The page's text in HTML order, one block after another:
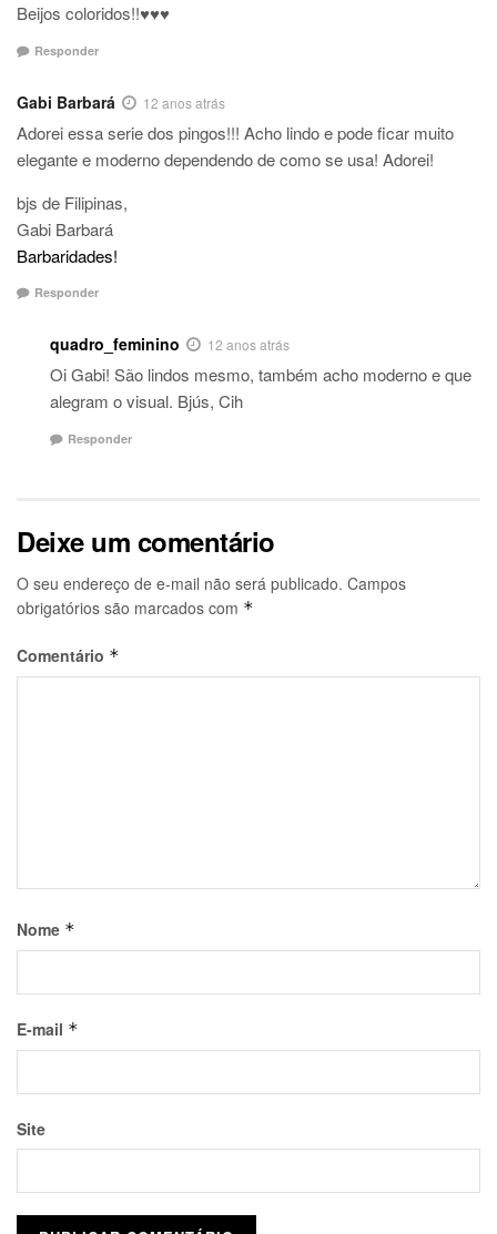
Beijos coloridos!!♥♥♥
Responder
Gabi Barbará 12 anos atrás
Adorei essa serie dos pingos!!! Acho lindo e pode ficar muito
elegante e moderno dependendo de como se usa! Adorei!
bjs de Filipinas,
Gabi Barbará
Barbaridades!
Responder
quadro_feminino 12 anos atrás
Oi Gabi! São lindos mesmo, também acho moderno e que
alegram o visual. Bjús, Cih
Responder
Deixe um comentário
O seu endereço de e-mail não será publicado. Campos
obrigatórios são marcados com *
Comentário *
Nome *
E-mail *
Site